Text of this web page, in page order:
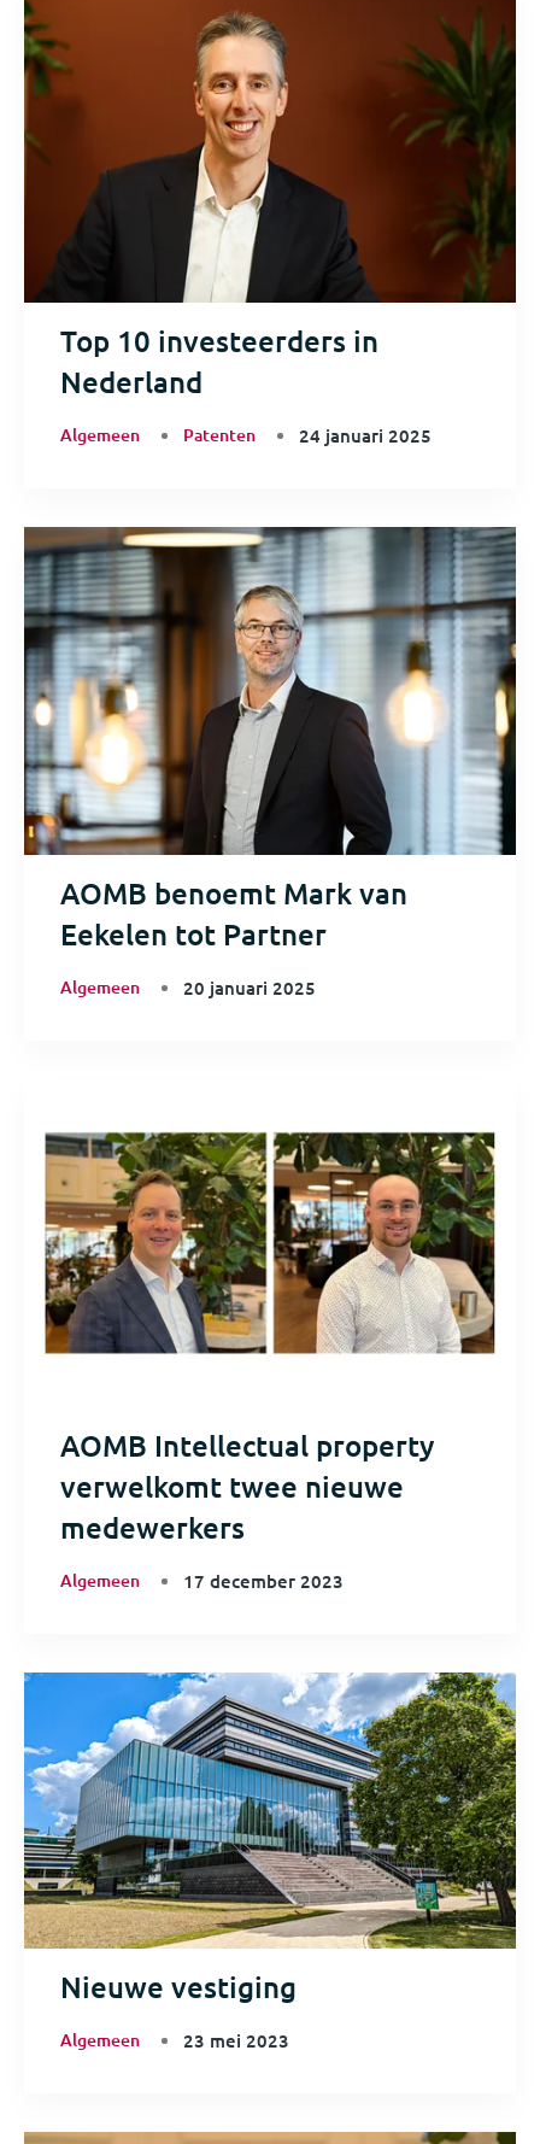
Top 10 investeerders in
Nederland
Algemeen Patenten 24 januari 2025
AOMB benoemt Mark van
Eekelen tot Partner
Algemeen 20 januari 2025
AOMB Intellectual property
verwelkomt twee nieuwe
medewerkers
Algemeen 17 december 2023
Nieuwe vestiging
Algemeen 23 mei 2023